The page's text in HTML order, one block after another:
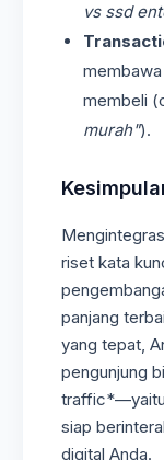
vs ssd
membeli
murah").
riset kata
panjang
yang tepat,
pengunjung
traffic*—yaitu
siap
digital Anda.